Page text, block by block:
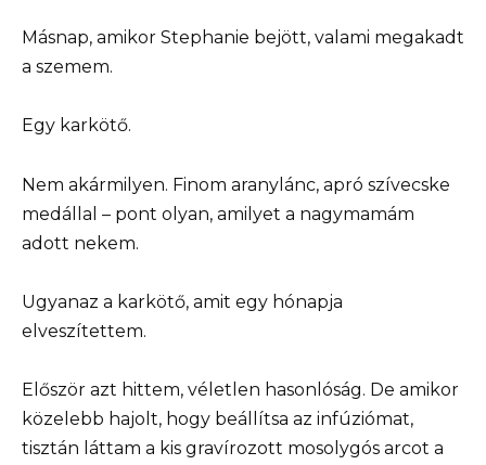
Másnap, amikor Stephanie bejött, valami megakadt
a szemem.
Egy karkötő.
Nem akármilyen. Finom aranylánc, apró szívecske
medállal – pont olyan, amilyet a nagymamám
adott nekem.
Ugyanaz a karkötő, amit egy hónapja
elveszítettem.
Először azt hittem, véletlen hasonlóság. De amikor
közelebb hajolt, hogy beállítsa az infúziómat,
tisztán láttam a kis gravírozott mosolygós arcot a